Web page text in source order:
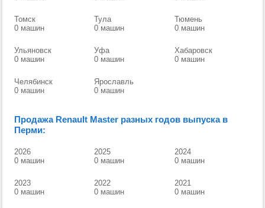
Томск
0 машин
Тула
0 машин
Тюмень
0 машин
Ульяновск
0 машин
Уфа
0 машин
Хабаровск
0 машин
Челябинск
0 машин
Ярославль
0 машин
Продажа Renault Master разных годов выпуска в
Перми:
2026
0 машин
2025
0 машин
2024
0 машин
2023
0 машин
2022
0 машин
2021
0 машин